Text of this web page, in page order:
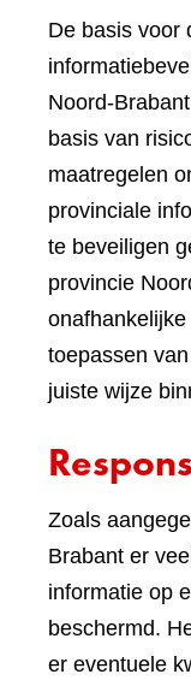
De basis voor
Noord-
basis van
maatregelen
provinciale
te beveiligen
provincie
toepassen
juiste wijze
Zoals
Brabant er
informatie op
beschermd.
er eventuele